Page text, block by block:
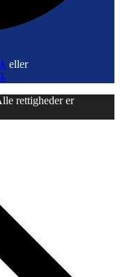
eller
rettigheder er